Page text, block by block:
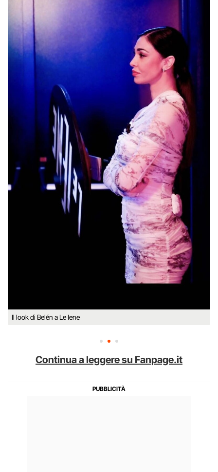
Il look di Belén a Le Iene
Continua a leggere su Fanpage.it